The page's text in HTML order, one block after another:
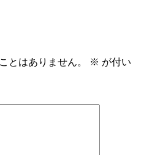
とはありません。 ※ が付い